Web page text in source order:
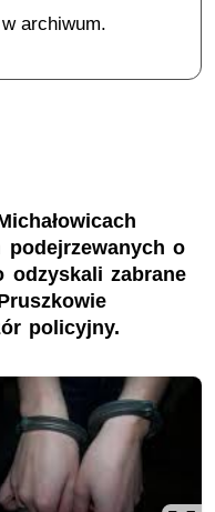
archiwum.
podejrzewanych o
odzyskali zabrane
policyjny.